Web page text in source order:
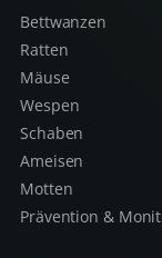
Bettwanzen
Ratten
Mäuse
Wespen
Schaben
Ameisen
Motten
Prävention &